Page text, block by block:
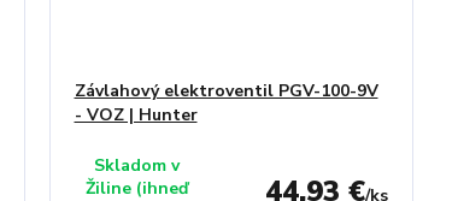
Závlahový elektroventil PGV-100-9V
- VOZ | Hunter
44,93 €/ks
Skladom v
Žiline (ihneď